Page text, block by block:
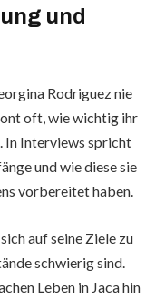
und
Rodriguez nie
oft, wie wichtig ihr
In Interviews spricht
und wie diese sie
vorbereitet haben.
auf seine Ziele zu
schwierig sind.
Leben in Jaca hin